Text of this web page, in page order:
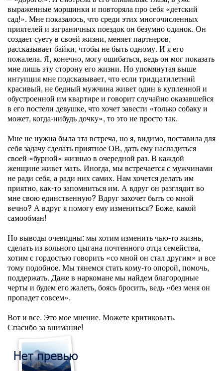
выраженные морщинки и повторяла про себя «детский
сад!». Мне показалось, что среди этих многочисленных
приятелей и заграничных поездок он безумно одинок. Он
создает суету в своей жизни, меняет партнеров,
рассказывает байки, чтобы не быть одному. И я его
пожалела. Я, конечно, могу ошибаться, ведь он мог показать
мне лишь эту сторону его жизни. Но упомянутая выше
интуиция мне подсказывает, что если тридцатилетний
красивый, не бедный мужчина живет один в купленной и
обустроенной им квартире и говорит случайно оказавшейся
в его постели девушке, что хочет завести «только собаку и
может, когда-нибудь дочку», то это не просто так.
Мне не нужна была эта встреча, но я, видимо, поставила для
себя задачу сделать приятное ОВ, дать ему насладиться
своей «бурной» жизнью в очередной раз. В каждой
женщине живет мать. Иногда, мы встречается с мужчинами
не ради себя, а ради них самих. Нам хочется делать им
приятно, как-то запомниться им. А вдруг он разглядит во
мне свою единственную? Вдруг захочет быть со мной
вечно? А вдруг я помогу ему измениться? Боже, какой
самообман!
Но выводы очевидны: мы хотим изменить чью-то жизнь,
сделать из вольного цыгана почтенного отца семейства,
хотим с гордостью говорить «со мной он стал другим» и все
тому подобное. Мы тянемся стать кому-то опорой, помочь,
поддержать. Даже в наркомане мы найдем благородные
черты и будем его жалеть, боясь бросить, ведь «без меня он
пропадет совсем».
Вот и все. Это мое мнение. Можете критиковать.
Спасибо за внимание!